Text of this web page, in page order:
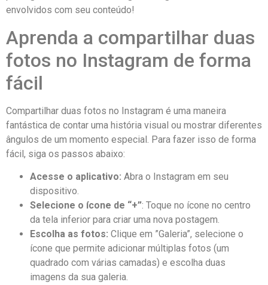
envolvidos com seu conteúdo!
Aprenda a compartilhar‌ duas⁢
fotos ​no⁤ Instagram⁢ de forma
fácil
Compartilhar duas fotos no Instagram é ‌uma maneira
⁣fantástica‌ de contar uma história visual ou mostrar diferentes
​ângulos ​de um momento especial.‍ Para fazer ‍isso de forma
fácil, ⁣siga os passos abaixo:
Acesse o aplicativo: Abra o Instagram em ‍seu
dispositivo.
Selecione o ícone de “+”: Toque no ícone no⁤ centro
da ​tela inferior⁢ para⁢ criar ⁤uma nova postagem.
Escolha⁢ as fotos: ⁣Clique em ​”Galeria”, selecione o
ícone ‌que permite⁢ adicionar múltiplas fotos ⁣(um
quadrado com várias camadas) e escolha ⁤duas
imagens da sua galeria.